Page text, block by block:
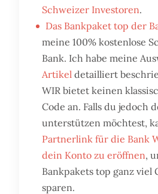
Schweizer Investoren.
Das Bankpaket top der
meine 100% kostenlose
Bank. Ich habe meine
Artikel detailliert
WIR bietet keinen
Code an. Falls du jedoch
unterstützen möchtest,
Partnerlink für die Bank
dein Konto zu eröffnen,
Bankpakets top ganz viel
sparen.